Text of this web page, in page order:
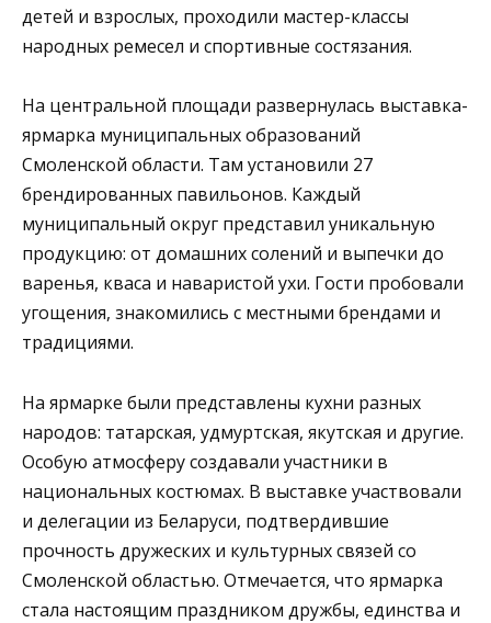
детей и взрослых, проходили мастер-классы
народных ремесел и спортивные состязания.
На центральной площади развернулась выставка-
ярмарка муниципальных образований
Смоленской области. Там установили 27
брендированных павильонов. Каждый
муниципальный округ представил уникальную
продукцию: от домашних солений и выпечки до
варенья, кваса и наваристой ухи. Гости пробовали
угощения, знакомились с местными брендами и
традициями.
На ярмарке были представлены кухни разных
народов: татарская, удмуртская, якутская и другие.
Особую атмосферу создавали участники в
национальных костюмах. В выставке участвовали
и делегации из Беларуси, подтвердившие
прочность дружеских и культурных связей со
Смоленской областью. Отмечается, что ярмарка
стала настоящим праздником дружбы, единства и